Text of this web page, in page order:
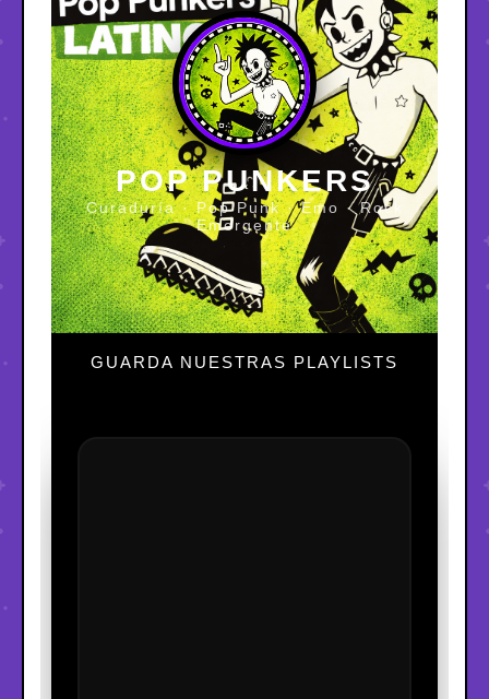
POP PUNKERS
Curaduría · Pop Punk · Emo · Rock
Emergente
GUARDA NUESTRAS PLAYLISTS